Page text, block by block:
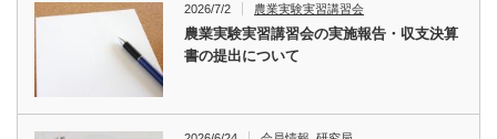
2026/7/2 農業実験実習講習会
農業実験実習講習会の実施報告・収支決算
書の提出について